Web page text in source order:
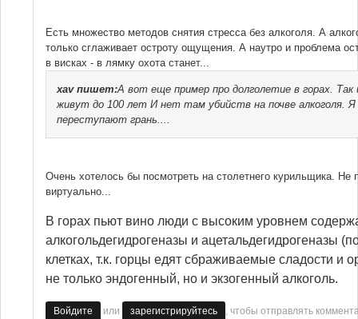
Есть множество методов снятия стресса без алкоголя. А
только сглаживает остроту ощущения. А наутро и проблема
в висках - в лямку охота станет...
xavпишет:А вот еще пример про долголетие в горах.
живут до 100 лет И нет там убийств на почве алкоголя.
переступают грань....
Очень хотелось бы посмотреть на столетнего курильщика. Не
виртуально...
В горах пьют вино люди с высоким уровнем
алкогольдегидрогеназы и ацетальдегидрогеназы
клетках, т.к. горцы едят сбраживаемые сладости и
не только эндогенный, но и экзогенный алкоголь.
Войдите или зарегистрируйтесь , чтобы отправлять